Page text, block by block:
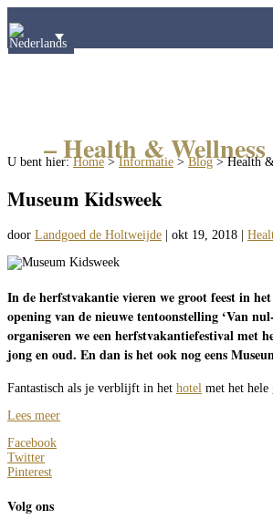
– Health &
U bent hier:Home>Informatie >Blog>Health
Museum Kidsweek
door Landgoed de Holtweijde okt 19, 2018
In de herfstvakantie vieren we groot feest in
opening van de nieuwe tentoonstelling ‘Van
organiseren we een herfstvakantiefestival met
jong en oud. En dan is het ook nog eens
Fantastisch als je verblijft in het hotel met het hele
Lees meer
Facebook
Twitter
Pinterest
Volg ons